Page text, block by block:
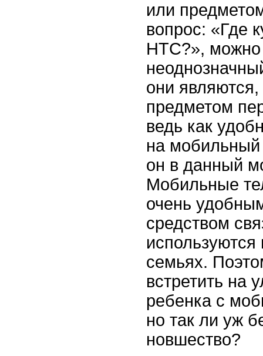
или
вопрос: «Где
HTC?»,
они являются,
предметом
ведь как
на мобильный
он в данный
Мобильные
очень
средством
семьях.
встретить на
ребенка с
но так ли уж
новшество?